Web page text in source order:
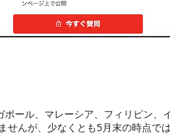
ール、マレーシア、フィリピン、
んが、少なくとも5月末の時点では